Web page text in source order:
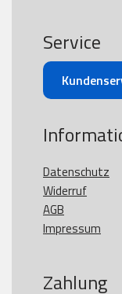
Service
Datenschutz
Widerruf
AGB
Impressum
Zahlung